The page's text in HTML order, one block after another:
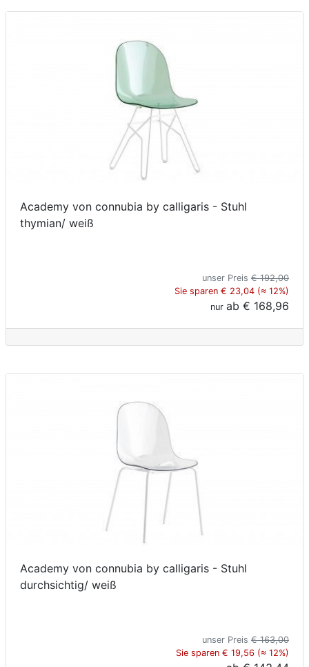
Academy von connubia by calligaris - Stuhl
thymian/ weiß
unser Preis € 192,00
Sie sparen € 23,04 (≈ 12%)
nur ab € 168,96
Academy von connubia by calligaris - Stuhl
durchsichtig/ weiß
unser Preis € 163,00
Sie sparen € 19,56 (≈ 12%)